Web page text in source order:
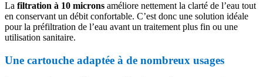
La filtration à 10 microns améliore nettement la clarté de l’eau tout
en conservant un débit confortable. C’est donc une solution idéale
pour la préfiltration de l’eau avant un traitement plus fin ou une
utilisation sanitaire.
Une cartouche adaptée à de nombreux usages